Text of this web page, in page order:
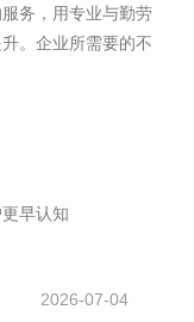
务，用专业与勤劳
。企业所需要的不
早认知
2026-07-04